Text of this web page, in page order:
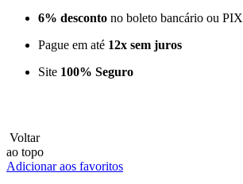
LowePro
Lumitecfoto
MAMEN
6% desconto no boleto bancário ou PIX
Pague em até 12x sem juros
Site 100% Seguro
Voltar
ao topo
Adicionar aos favoritos